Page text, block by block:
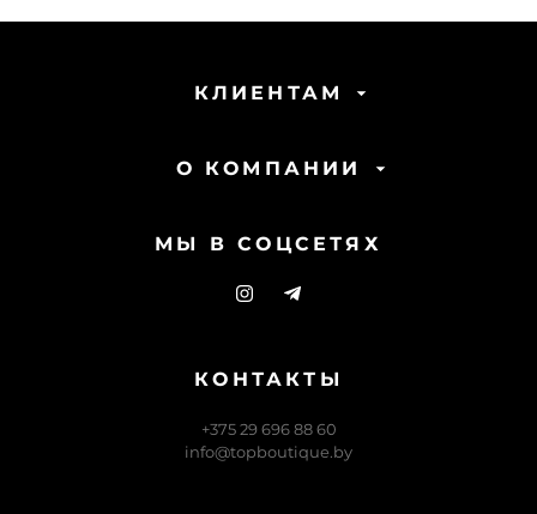
КЛИЕНТАМ
О КОМПАНИИ
МЫ В СОЦСЕТЯХ
КОНТАКТЫ
+375 29 696 88 60
info@topboutique.by